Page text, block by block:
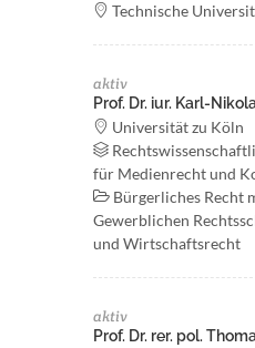
Technische
aktiv
Prof. Dr. iur. Karl-
Universität zu Köln
für Medienrecht und
Bürgerliches Recht
Gewerblichen
und Wirtschaftsrecht
aktiv
Prof. Dr. rer. pol.